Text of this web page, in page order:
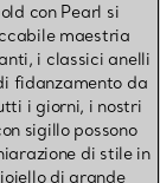
con Pearl si
maestria
i classici anelli
fidanzamento da
i giorni, i nostri
sigillo possono
di stile in
di grande